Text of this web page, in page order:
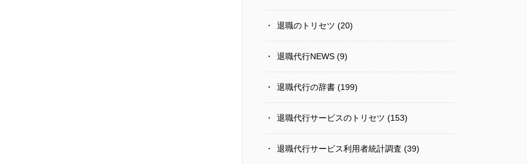
退職のトリセツ (20)
退職代行NEWS (9)
退職代行の辞書 (199)
退職代行サービスのトリセツ (153)
退職代行サービス利用者統計調査 (39)